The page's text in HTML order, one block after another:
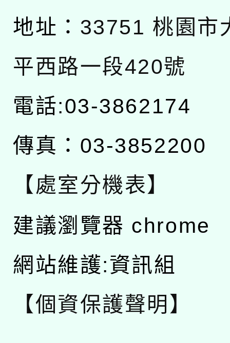
地址： 33751 桃園市
平西路一段420號
電話:03-3862174
傳真：03-3852200
【處室分機表】
建議瀏覽器 chrome
網站維護:資訊組
【個資保護聲明】